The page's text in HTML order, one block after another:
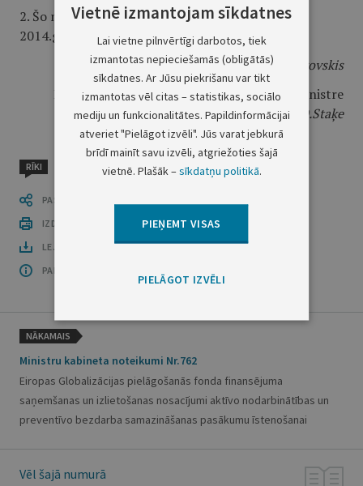
2. Šo noteikumu 1.2.apakšpunkts stājas spēkā
2014.gada 1.janvārī.
Ministru prezidentsV.Dombrovskis
Reģionālās attīstības un pašvaldību lietu ministre
D.Staķe
RĪKI
PASTĀSTI CITIEM
IZDRUKĀT PUBLIKĀCIJU
LEJUPLĀDĒT LAIDIENU (PDF)
PAR OFICIĀLO IZDEVUMU
NĀKAMAIS
Ministru kabineta noteikumi Nr.762
Eiropas Globalizācijas pielāgošanās fonda finansējuma
saņemšanas un izlietošanas nosacījumi aktīvo nodarbinātības un
preventīvo bezdarba samazināšanas pasākumu īstenošanai
Vēl šajā numurā
Vietnē izmantojam sīkdatnes
Lai vietne pilnvērtīgi darbotos, tiek
izmantotas nepieciešamās (obligātās)
sīkdatnes. Ar Jūsu piekrišanu var tikt
izmantotas vēl citas – statistikas, sociālo
mediju un funkcionalitātes. Papildinformācijai
atveriet "Pielāgot izvēli". Jūs varat jebkurā
brīdī mainīt savu izvēli, atgriežoties šajā
vietnē. Plašāk –sīkdatņu politikā.
PIEŅEMT VISAS
PIELĀGOT IZVĒLI